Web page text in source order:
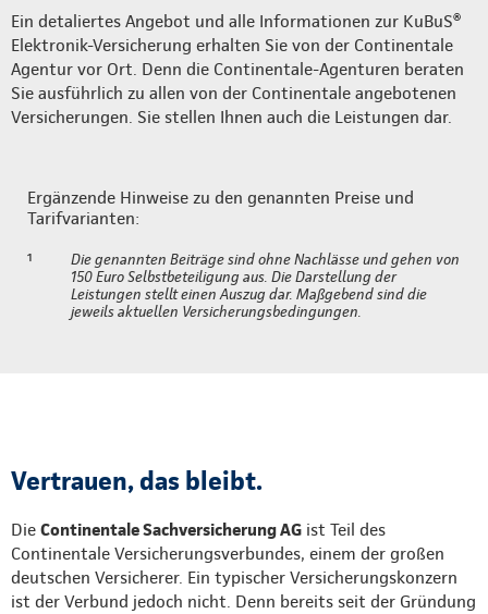
Ein detaliertes Angebot und alle Informationen zur KuBuS®
Elektronik-Versicherung erhalten Sie von der Continentale
Agentur vor Ort. Denn die Continentale-Agenturen beraten
Sie ausführlich zu allen von der Continentale angebotenen
Versicherungen. Sie stellen Ihnen auch die Leistungen dar.
Ergänzende Hinweise zu den genannten Preise und
Tarifvarianten:
¹
Die genannten Beiträge sind ohne Nachlässe und gehen von
150 Euro Selbstbeteiligung aus. Die Darstellung der
Leistungen stellt einen Auszug dar. Maßgebend sind die
jeweils aktuellen Versicherungsbedingungen.
Vertrauen, das bleibt.
Die Continentale Sachversicherung AG ist Teil des
Continentale Versicherungsverbundes, einem der großen
deutschen Versicherer. Ein typischer Versicherungskonzern
ist der Verbund jedoch nicht. Denn bereits seit der Gründung